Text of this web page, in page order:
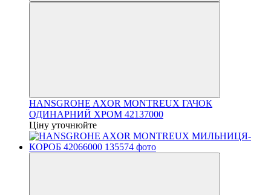
HANSGROHE AXOR MONTREUX ГАЧОК
ОДИНАРНИЙ ХРОМ 42137000
Ціну уточнюйте